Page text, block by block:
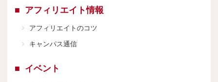
アフィリエイト情報
アフィリエイトのコツ
キャンパス通信
イベント